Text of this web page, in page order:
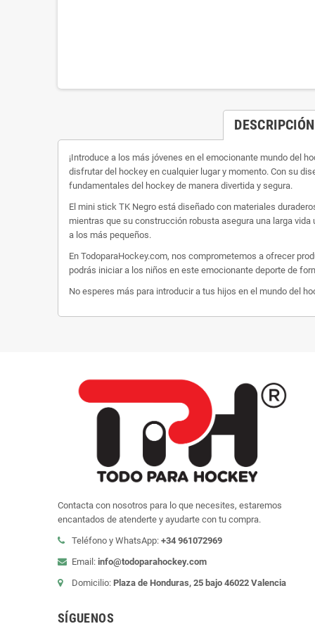
DESCRIPCIÓN
¡Introduce a los más jóvenes en el emocionante mundo del
disfrutar del hockey en cualquier lugar y momento. Con su
fundamentales del hockey de manera divertida y segura.
El mini stick TK Negro está diseñado con materiales
mientras que su construcción robusta asegura una larga
a los más pequeños.
En TodoparaHockey.com, nos comprometemos a ofrecer
podrás iniciar a los niños en este emocionante deporte de
No esperes más para introducir a tus hijos en el mundo del
Contacta con nosotros para lo que necesites, estaremos
encantados de atenderte y ayudarte con tu compra.
Teléfono y WhatsApp: +34 961072969
Email: info@todoparahockey.com
Domicilio: Plaza de Honduras, 25 bajo 46022 Valencia
SÍGUENOS